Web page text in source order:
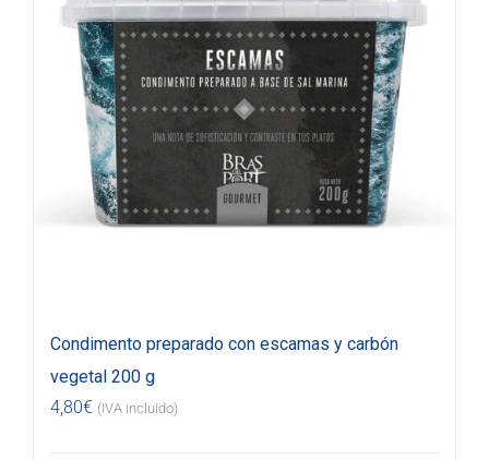
Condimento preparado con escamas y carbón
vegetal 200 g
4,80€ (IVA incluido)